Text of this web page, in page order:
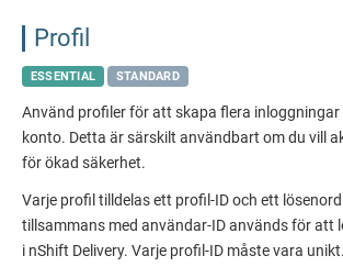
Profil
ESSENTIAL STANDARD
Använd profiler för att skapa flera
konto. Detta är särskilt användbart om du vill
för ökad säkerhet.
Varje profil tilldelas ett profil-ID och ett
tillsammans med användar-ID används för att
i nShift Delivery. Varje profil-ID måste vara unikt.